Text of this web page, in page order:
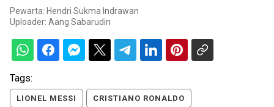
Pewarta: Hendri Sukma Indrawan
Uploader: Aang Sabarudin
Tags:
LIONEL MESSI CRISTIANO RONALDO